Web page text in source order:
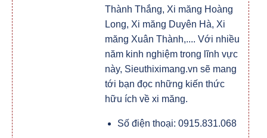
Thành Thắng, Xi măng Hoàng
Long, Xi măng Duyên Hà, Xi
măng Xuân Thành,.... Với nhiều
năm kinh nghiệm trong lĩnh vực
này, Sieuthiximang.vn sẽ mang
tới bạn đọc những kiến thức
hữu ích về xi măng.
Số điện thoại: 0915.831.068